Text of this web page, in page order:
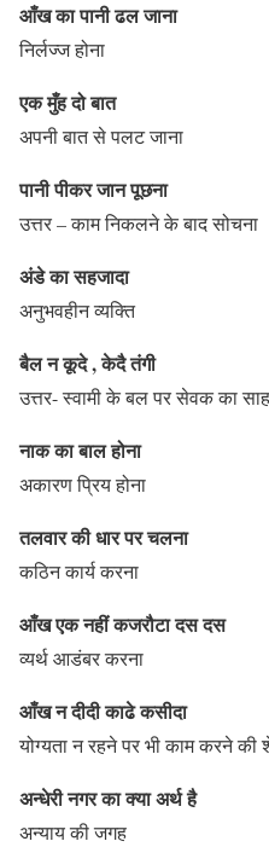
आँख का पानी ढल जाना
निर्लज्ज होना
एक मुँह दो बात
अपनी बात से पलट जाना
पानी पीकर जान पूछना
उत्तर – काम निकलने के बाद सोचना
अंडे का सहजादा
अनुभवहीन व्यक्ति
बैल न कूदे , केदै तंगी
उत्तर- स्वामी के बल पर सेवक का
नाक का बाल होना
अकारण प्रिय होना
तलवार की धार पर चलना
कठिन कार्य करना
आँख एक नहीं कजरौटा दस दस
व्यर्थ आडंबर करना
आँख न दीदी काढे कसीदा
योग्यता न रहने पर भी काम करने की
अन्धेरी नगर का क्या अर्थ है
अन्याय की जगह